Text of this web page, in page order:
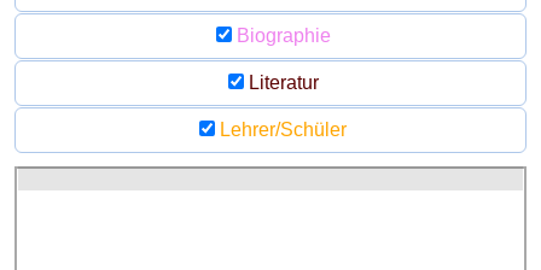
Biographie
Literatur
Lehrer/Schüler